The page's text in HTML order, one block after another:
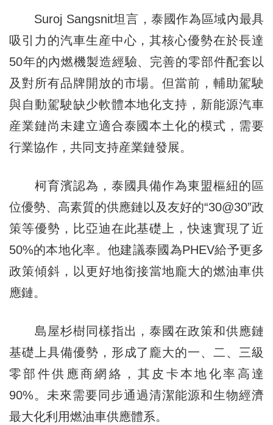
Suroj Sangsnit坦言，泰國作為區域內最具
吸引力的汽車生産中心，其核心優勢在於長達
50年的內燃機製造經驗、完善的零部件配套以
及對所有品牌開放的市場。但當前，輔助駕駛
與自動駕駛缺少軟體本地化支持，新能源汽車
産業鏈尚未建立適合泰國本土化的模式，需要
行業協作，共同支持産業鏈發展。
柯育濱認為，泰國具備作為東盟樞紐的區
位優勢、高素質的供應鏈以及友好的“30@30”政
策等優勢，比亞迪在此基礎上，快速實現了近
50%的本地化率。他建議泰國為PHEV給予更多
政策傾斜，以更好地銜接當地龐大的燃油車供
應鏈。
島屋杉樹同樣指出，泰國在政策和供應鏈
基礎上具備優勢，形成了龐大的一、二、三級
零部件供應商網絡，其皮卡本地化率高達
90%。未來需要同步通過清潔能源和生物經濟
最大化利用燃油車供應體系。